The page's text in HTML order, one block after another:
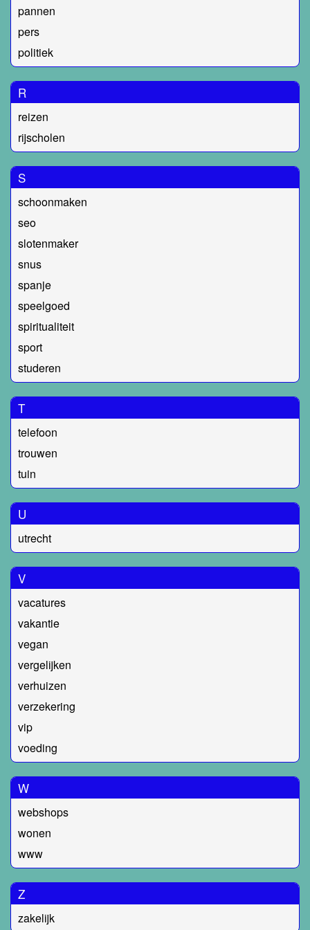
pannen
pers
politiek
R
reizen
rijscholen
S
schoonmaken
seo
slotenmaker
snus
spanje
speelgoed
spiritualiteit
sport
studeren
T
telefoon
trouwen
tuin
U
utrecht
V
vacatures
vakantie
vegan
vergelijken
verhuizen
verzekering
vip
voeding
W
webshops
wonen
www
Z
zakelijk